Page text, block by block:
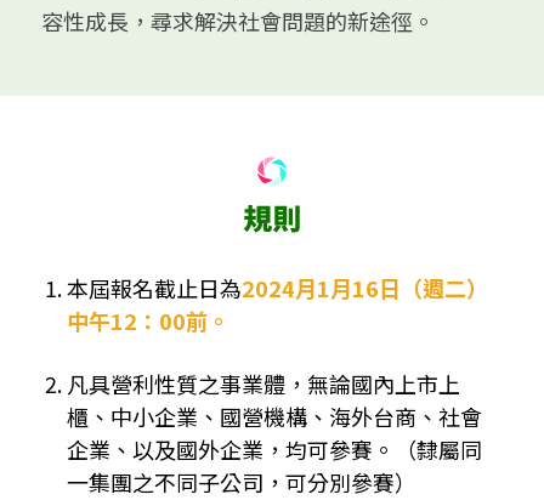
容性成長，尋求解決社會問題的新途徑。
本屆報名截止日為2024月1月16日（週二）
中午12：00前。
凡具營利性質之事業體，無論國內上市上
櫃、中小企業、國營機構、海外台商、社會
企業、以及國外企業，均可參賽。（隸屬同
一集團之不同子公司，可分別參賽）